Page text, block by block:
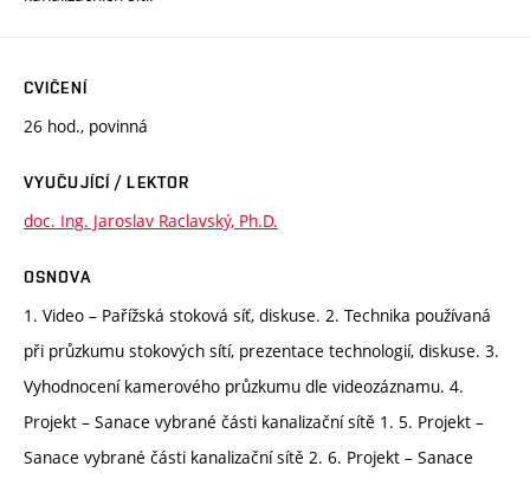
CVIČENÍ
26 hod., povinná
VYUČUJÍCÍ / LEKTOR
doc. Ing. Jaroslav Raclavský, Ph.D.
OSNOVA
1. Video – Pařížská stoková síť, diskuse. 2. Technika používaná
při průzkumu stokových sítí, prezentace technologií, diskuse. 3.
Vyhodnocení kamerového průzkumu dle videozáznamu. 4.
Projekt – Sanace vybrané části kanalizační sítě 1. 5. Projekt –
Sanace vybrané části kanalizační sítě 2. 6. Projekt – Sanace